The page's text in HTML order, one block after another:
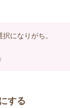
になりがち。
する